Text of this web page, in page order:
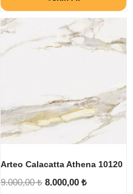
Arteo Calacatta Athena 10120
9.000,00₺ 8.000,00 ₺